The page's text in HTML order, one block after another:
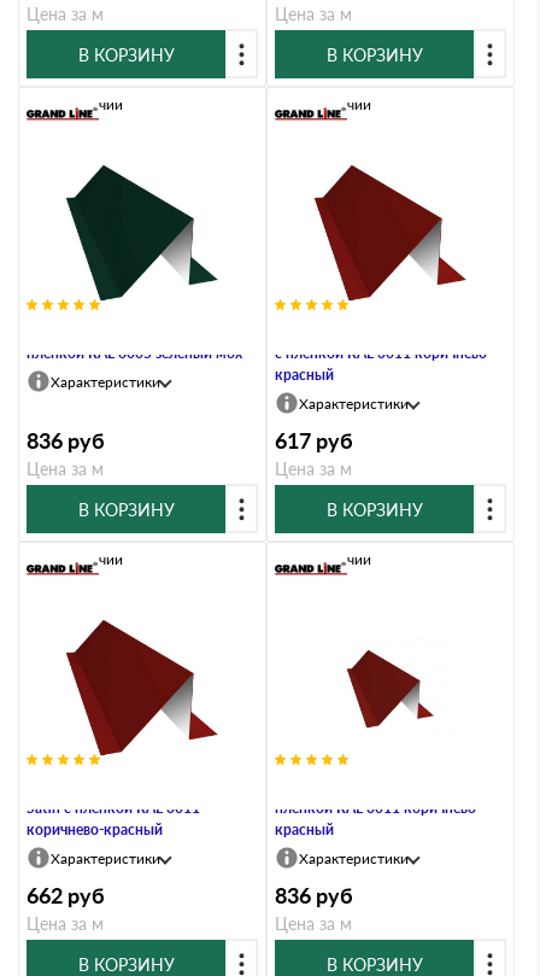
Цена за м
В КОРЗИНУ
Цена за м
В КОРЗИНУ
пленкой RAL 6005 зеленый мох
В наличии
Характеристики
836 руб
Цена за м
В КОРЗИНУ
с пленкой RAL 3011 коричнево-
красный
В наличии
Характеристики
617 руб
Цена за м
В КОРЗИНУ
Satin с пленкой RAL 3011
коричнево-красный
В наличии
Характеристики
662 руб
Цена за м
В КОРЗИНУ
пленкой RAL 3011 коричнево-
красный
В наличии
Характеристики
836 руб
Цена за м
В КОРЗИНУ